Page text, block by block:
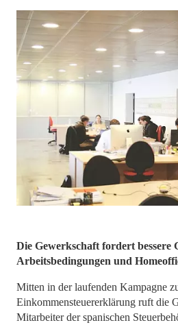
Die Gewerkschaft fordert bessere
Arbeitsbedingungen und
Mitten in der laufenden Kampagne
Einkommensteuererklärung ruft die
Mitarbeiter der spanischen